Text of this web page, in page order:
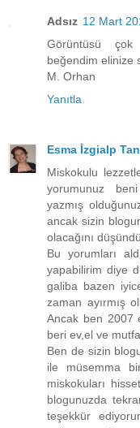
Adsız 12 Mart
Görüntüsü çok
beğendim elinize
M. Orhan
Yanıtla
Esma İzgialp
Miskokulu
yorumunuz
yazmış
ancak sizin
olacağını
Bu yorumları
yapabilirim diye
galiba bazen
zaman ayırmış
Ancak ben 2007
beri ev,el ve
Ben de sizin
ile müsemma
miskokuları
blogunuzda
teşekkür